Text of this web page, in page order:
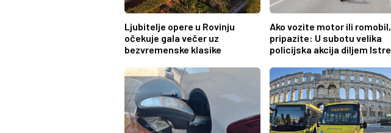
Ljubitelje opere u Rovinju
očekuje gala večer uz
bezvremenske klasike
Ako vozite motor ili romobil,
pripazite: U subotu velika
policijska akcija diljem Istre